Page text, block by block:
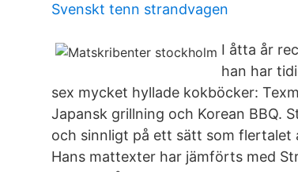
Svenskt tenn strandvagen
I åtta år
han har
sex mycket hyllade kokböcker:
Japansk grillning och Korean BBQ.
och sinnligt på ett sätt som flertalet
Hans mattexter har jämförts med